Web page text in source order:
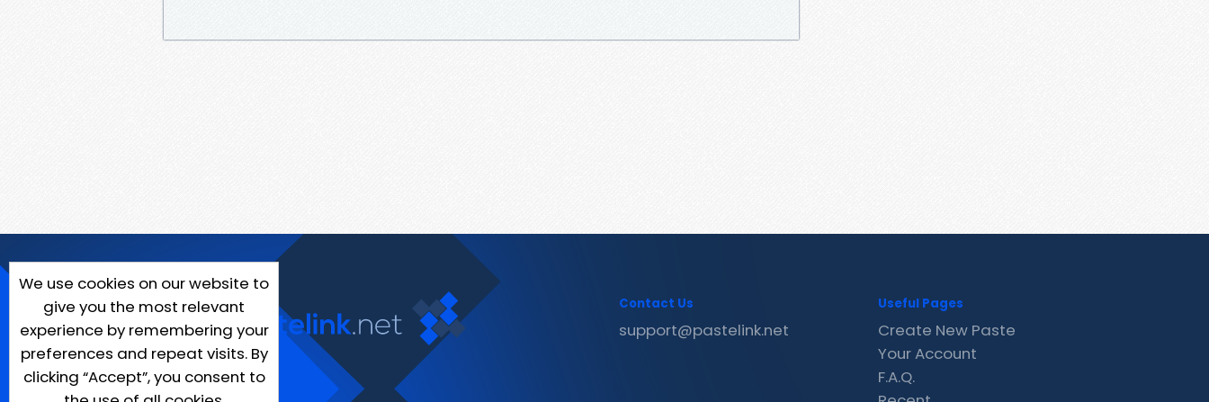
We use cookies on our website to
give you the most relevant
experience by remembering your
preferences and repeat visits. By
clicking “Accept”, you consent to
Contact Us
support@pastelink.net
Useful Pages
Create New Paste
Your Account
F.A.Q.